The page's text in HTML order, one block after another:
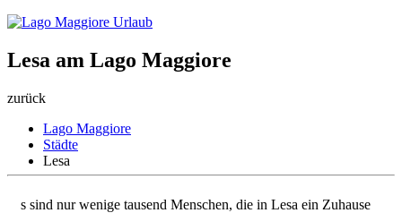
Lesa am Lago Maggiore
zurück
Lago Maggiore
Städte
Lesa
s sind nur wenige tausend Menschen, die in Lesa ein Zuhause